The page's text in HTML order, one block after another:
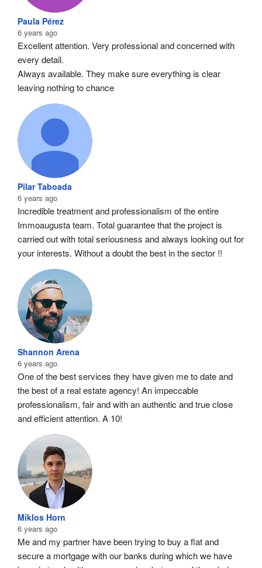
Paula Pérez
6 years ago
Excellent attention. Very professional and concerned with
every detail.
Always available. They make sure everything is clear
leaving nothing to chance
Pilar Taboada
6 years ago
Incredible treatment and professionalism of the entire
Immoaugusta team. Total guarantee that the project is
carried out with total seriousness and always looking out for
your interests. Without a doubt the best in the sector !!
Shannon Arena
6 years ago
One of the best services they have given me to date and
the best of a real estate agency! An impeccable
professionalism, fair and with an authentic and true close
and efficient attention. A 10!
Miklos Horn
6 years ago
Me and my partner have been trying to buy a flat and
secure a mortgage with our banks during which we have